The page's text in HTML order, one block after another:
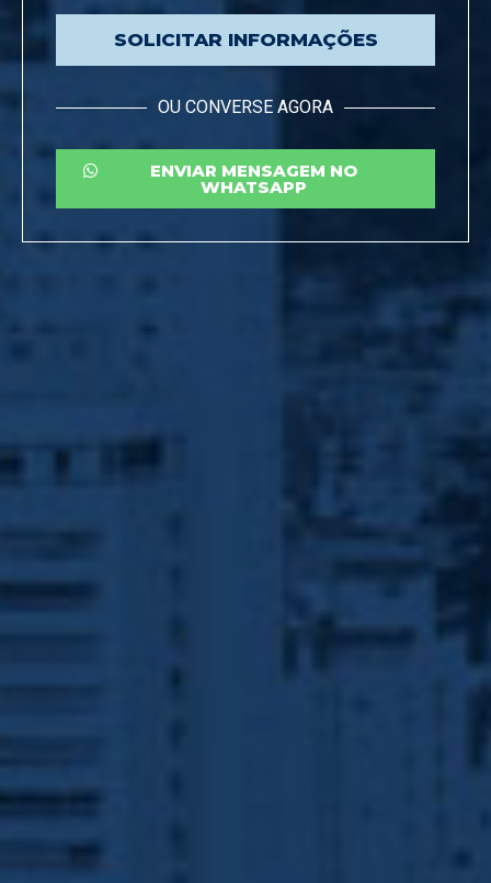
SOLICITAR INFORMAÇÕES
OU CONVERSE AGORA
ENVIAR MENSAGEM NO
WHATSAPP